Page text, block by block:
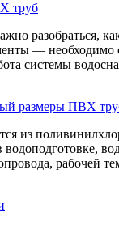
труб
разобраться,
— необходимо
системы
размеры ПВХ
из
водоподготовке,
рабочей